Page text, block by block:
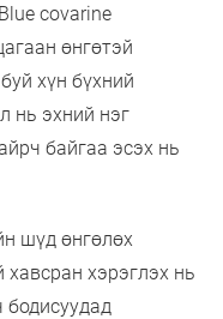
covarine
өнгөтэй
хүн бүхний
нь эхний нэг
байгаа эсэх нь
шүд өнгөлөх
хэрэглэх нь
бодисуудад